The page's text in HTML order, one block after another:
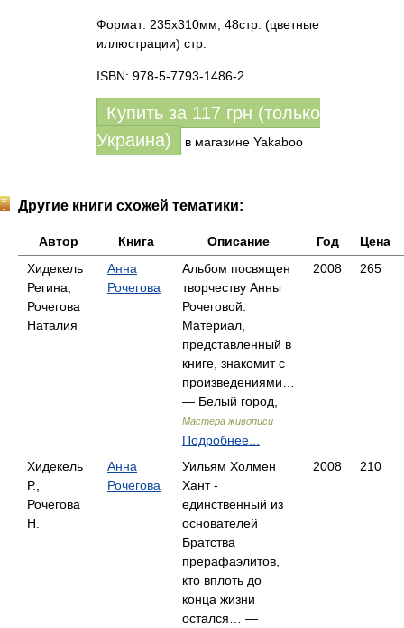
Формат: 235x310мм, 48стр. (цветные
иллюстрации) стр.
ISBN: 978-5-7793-1486-2
Купить за 117 грн (только
Украина)
в магазине Yakaboo
Другие книги схожей тематики:
Автор Книга Описание Год
Цена
Хидекель
Регина,
Рочегова
Наталия
Анна
Рочегова
Альбом посвящен
творчеству Анны
Рочеговой.
Материал,
представленный в
книге, знакомит с
произведениями…
— Белый город,
Мастера живописи
Подробнее...
2008 265
Хидекель
Р.,
Рочегова
Н.
Анна
Рочегова
Уильям Холмен
Хант -
единственный из
основателей
Братства
прерафаэлитов,
кто вплоть до
конца жизни
остался… —
2008 210